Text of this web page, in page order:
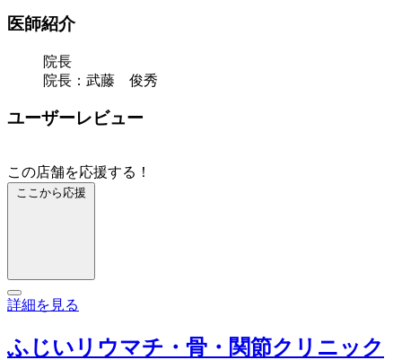
医師紹介
院長
院長：武藤 俊秀
ユーザーレビュー
この店舗を応援する！
ここから応援
詳細を見る
ふじいリウマチ・骨・関節クリニック